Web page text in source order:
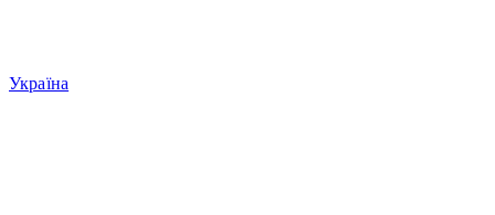
Україна